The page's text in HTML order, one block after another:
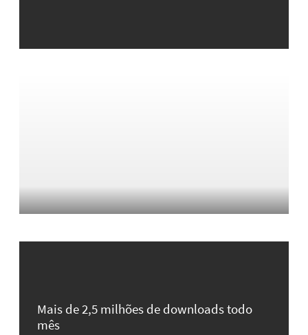
Mais de 2,5 milhões de downloads todo
mês